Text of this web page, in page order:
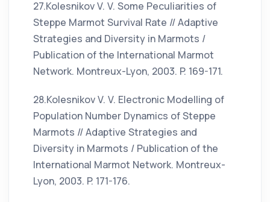
27.Kolesnikov V. V. Some Peculiarities of
Steppe Marmot Survival Rate // Adaptive
Strategies and Diversity in Marmots /
Publication of the International Marmot
Network. Montreux-Lyon, 2003. P. 169-171.
28.Kolesnikov V. V. Electronic Modelling of
Population Number Dynamics of Steppe
Marmots // Adaptive Strategies and
Diversity in Marmots / Publication of the
International Marmot Network. Montreux-
Lyon, 2003. P. 171-176.